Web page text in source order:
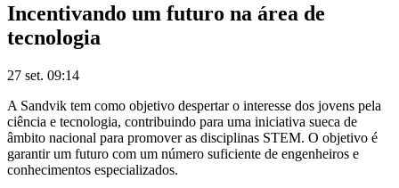
Incentivando um futuro na área de
tecnologia
27 set. 09:14
A Sandvik tem como objetivo despertar o interesse dos jovens pela
ciência e tecnologia, contribuindo para uma iniciativa sueca de
âmbito nacional para promover as disciplinas STEM. O objetivo é
garantir um futuro com um número suficiente de engenheiros e
conhecimentos especializados.